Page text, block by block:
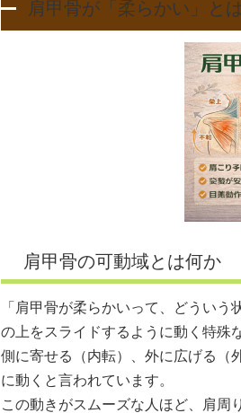
肩甲骨が「柔らかい」と
肩甲骨の可動域とは何か
「肩甲骨が柔らかいって、どうい
の上をスライドするように動く特殊
側に寄せる（内転）、外に広げる（
に動くと言われています。
この動きがスムーズな人ほど、肩周